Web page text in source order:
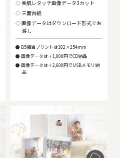
美肌レタッチ画像データ3カット
三面台紙
画像データはダウンロード形式でお
渡し
B5相当プリントは182×254mm
画像データは＋1,000円でCD納品
画像データは＋2,600円でUSBメモリ納
品